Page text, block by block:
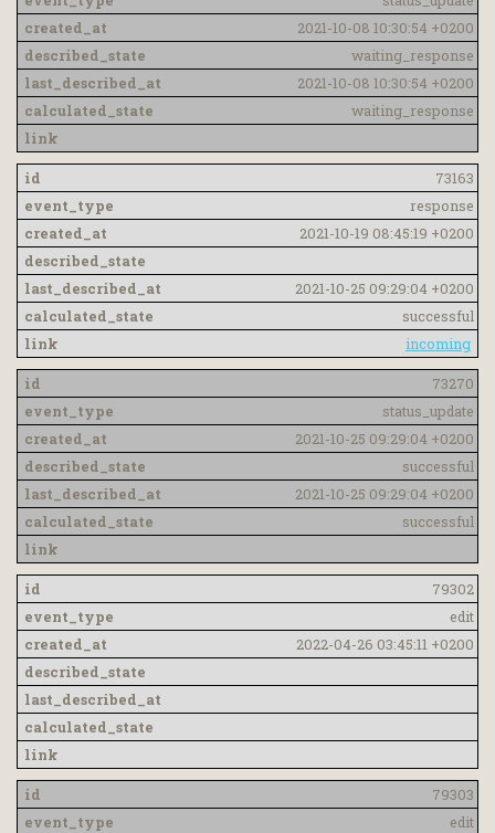
2021-10-08 10:30:54 +0200
waiting_response
2021-10-08 10:30:54 +0200
waiting_response
73163
response
2021-10-19 08:45:19 +0200
2021-10-25 09:29:04 +0200
successful
incoming
73270
status_update
2021-10-25 09:29:04 +0200
successful
2021-10-25 09:29:04 +0200
successful
79302
edit
2022-04-26 03:45:11 +0200
79303
edit